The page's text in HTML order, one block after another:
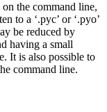
the command line,
to a ‘.pyc’ or ‘.pyo’
be reduced by
having a small
It is also possible to
command line.